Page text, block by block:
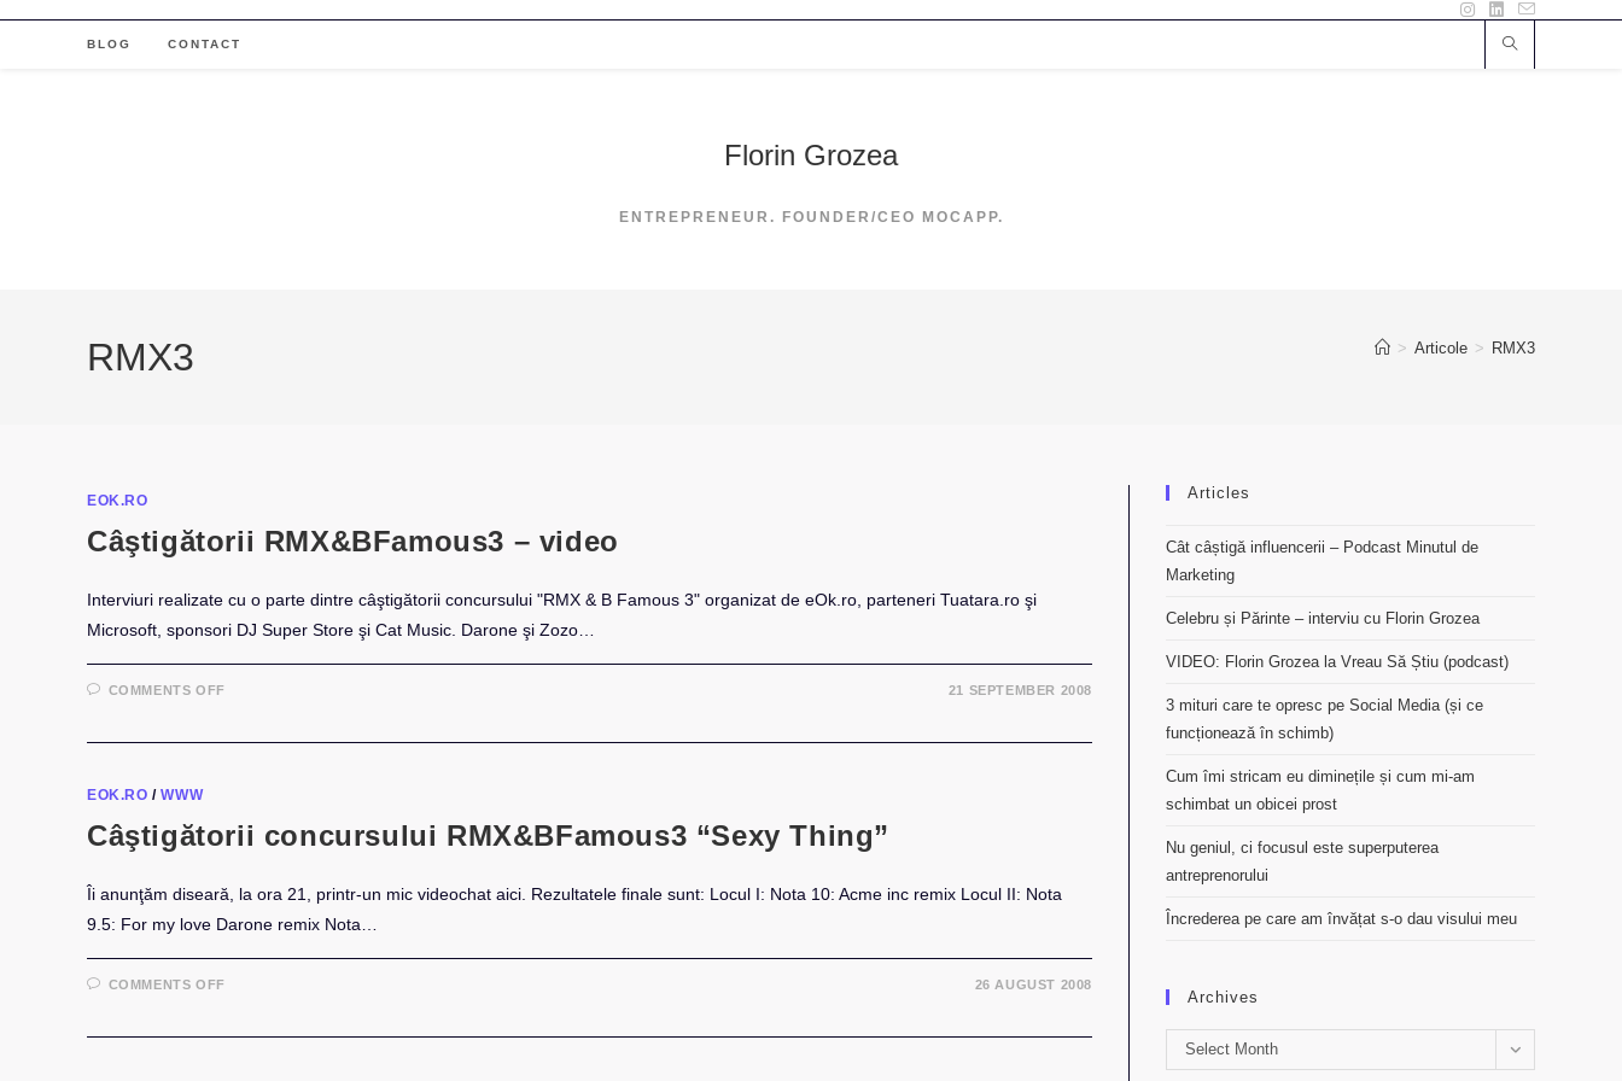
BLOG CONTACT
Florin Grozea
ENTREPRENEUR. FOUNDER/CEO MOCAPP.
RMX3 > Articole > RMX3
EOK.RO
Câştigătorii RMX&BFamous3 – video
Interviuri realizate cu o parte dintre câştigătorii concursului "RMX & B Famous 3" organizat de eOk.ro, parteneri Tuatara.ro şi
Microsoft, sponsori DJ Super Store şi Cat Music. Darone şi Zozo…
COMMENTS OFFON
21 SEPTEMBER 2008
EOK.RO /WWW
Câştigătorii concursului RMX&BFamous3 “Sexy Thing”
Îi anunţăm diseară, la ora 21, printr-un mic videochat aici. Rezultatele finale sunt: Locul I: Nota 10: Acme inc remix Locul II: Nota
9.5: For my love Darone remix Nota…
COMMENTS OFFON
26 AUGUST 2008
Articles
Cât câștigă influencerii – Podcast Minutul de
Marketing
Celebru și Părinte – interviu cu Florin Grozea
VIDEO: Florin Grozea la Vreau Să Știu (podcast)
3 mituri care te opresc pe Social Media (și ce
funcționează în schimb)
Cum îmi stricam eu diminețile și cum mi-am
schimbat un obicei prost
Nu geniul, ci focusul este superputerea
antreprenorului
Încrederea pe care am învățat s-o dau visului meu
Archives
Archives
Select Month